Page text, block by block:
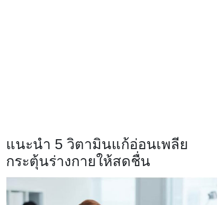
แนะนำ 5 วิตามินแก้อ่อนเพลีย
กระตุ้นร่างกายให้สดชื่น